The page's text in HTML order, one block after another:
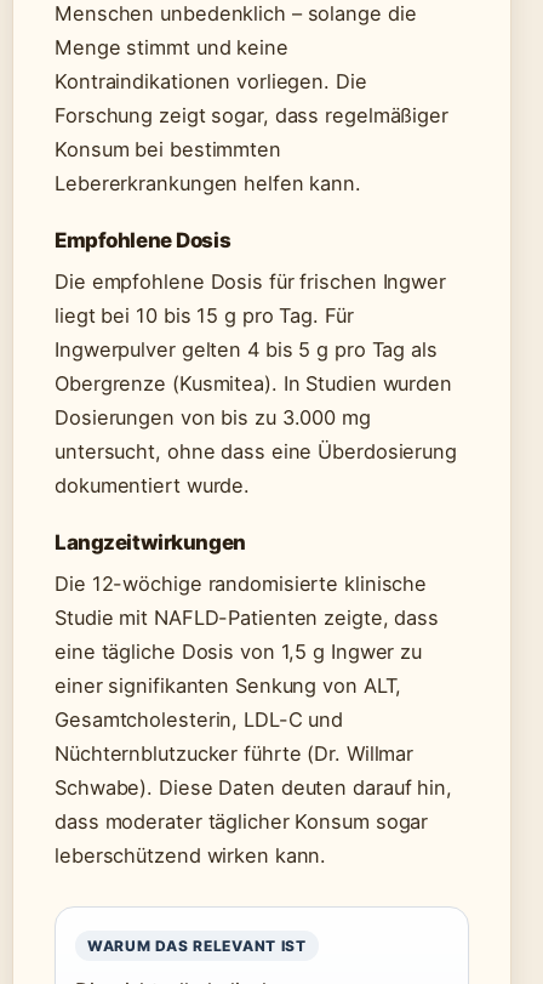
Menschen unbedenklich – solange die
Menge stimmt und keine
Kontraindikationen vorliegen. Die
Forschung zeigt sogar, dass regelmäßiger
Konsum bei bestimmten
Lebererkrankungen helfen kann.
Empfohlene Dosis
Die empfohlene Dosis für frischen Ingwer
liegt bei 10 bis 15 g pro Tag. Für
Ingwerpulver gelten 4 bis 5 g pro Tag als
Obergrenze (Kusmitea). In Studien wurden
Dosierungen von bis zu 3.000 mg
untersucht, ohne dass eine Überdosierung
dokumentiert wurde.
Langzeitwirkungen
Die 12-wöchige randomisierte klinische
Studie mit NAFLD-Patienten zeigte, dass
eine tägliche Dosis von 1,5 g Ingwer zu
einer signifikanten Senkung von ALT,
Gesamtcholesterin, LDL-C und
Nüchternblutzucker führte (Dr. Willmar
Schwabe). Diese Daten deuten darauf hin,
dass moderater täglicher Konsum sogar
leberschützend wirken kann.
WARUM DAS RELEVANT IST